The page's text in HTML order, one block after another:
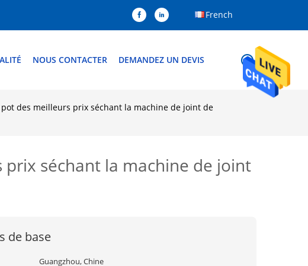
French
NOUS CONTACTER DEMANDEZ UN DEVIS
des meilleurs prix séchant la machine de joint de
séchant la machine de joint
de base
Guangzhou, Chine